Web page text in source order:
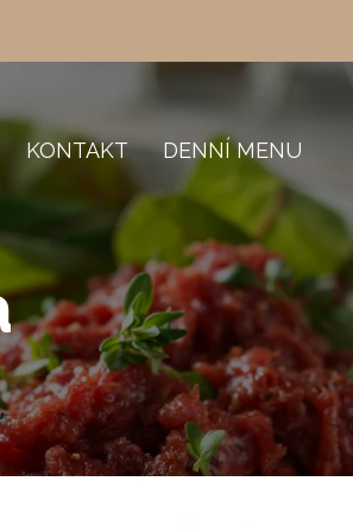
KONTAKT DENNÍ MENU